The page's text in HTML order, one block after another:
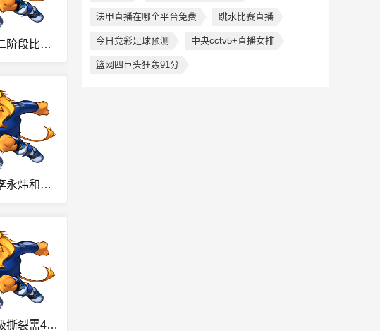
郭士强谈第二阶段比赛：我们排名靠后容错率低 未来每场都很重要
贺希宁：偰李永炜和李悦洲都非常年轻 我会帮助他们尽快成长
王哲林：二级撕裂需4周时间恢复 我努力过 带伤打总决赛不会后悔
法甲直播在哪个平台免费 跳水比赛直播
今日竞彩足球预测 中央cctv5+直播女排
篮网四巨头狂轰91分